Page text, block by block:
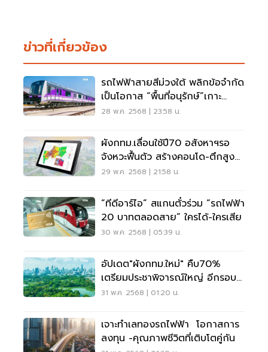
ข่าวที่เกี่ยวข้อง
รถไฟฟ้าสายสีม่วงใต้ พลิกข้อจำกัด
เป็นโอกาส “พื้นที่อนุรักษ์”เกาะ
รัตนโกสินทร์
28 พ.ค. 2568 | 23:58 น.
ผังกทม.เลื่อนใช้ปี70 อสังหาฯรอ
จังหวะฟื้นตัว สร้างคอนโด-ตึกสูง
แนวรถไฟฟ้าใหม่
29 พ.ค. 2568 | 21:58 น.
“ทีดีอาร์ไอ” สแกนตั๋วร่วม “รถไฟฟ้า
20 บาทตลอดสาย” ใครได้-ใครเสีย
30 พ.ค. 2568 | 05:39 น.
อัปเดต"ผังกทม.ใหม่" คืบ70%
เตรียมประชาพิจารณ์ใหญ่ อีกรอบ
คนกรุงขอเพิ่มพื้นที่เขียว
31 พ.ค. 2568 | 01:20 น.
เจาะทำเลทองรถไฟฟ้า โอกาสการ
ลงทุน -คุณภาพชีวิตที่เติบโตคู่กัน